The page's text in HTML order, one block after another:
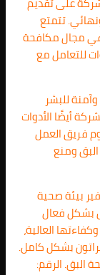
تتمتع
مجال مكافحة
للتعامل مع
للبشر
أيضًا الأدوات
فريق العمل
ومنع
بيئة صحية
بشكل فعال
العالية،
بشكل كامل.
البق. الرقم: